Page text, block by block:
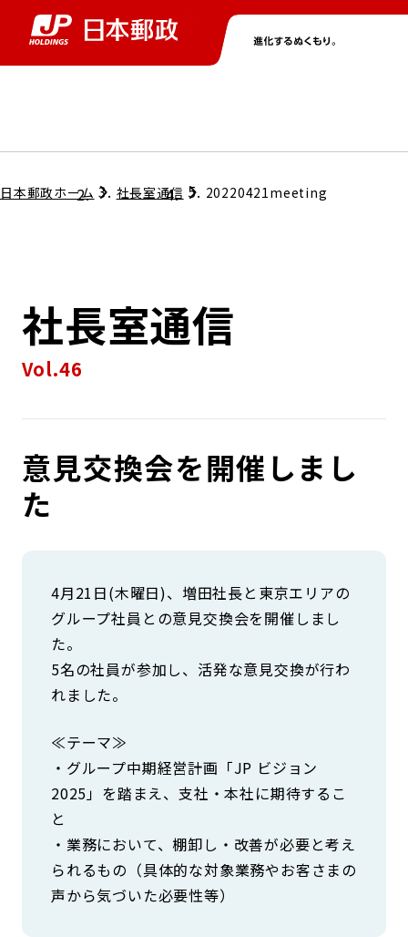
グループ情報トップ
コンプライアンス
ガバナンス
コンダクト向上の取組み
ローカル共創イニシアティブ
株主・投資家情報トップ
個人投資家のみなさまへ
株式情報
財務情報・IR資料
IRニュース
ニューストップ
サステナビリティトップ
担当役員メッセージ
サステナビリティマネジメント
持続可能な金融のフレームワーク
環境
ガバナンス
ESGデータ集
採用情報トップ
日本郵政ホーム 社長室通信 20220421meeting
社長室通信
Vol.46
意見交換会を開催しまし
た
4月21日(木曜日)、増田社長と東京エリアの
グループ社員との意見交換会を開催しまし
た。
5名の社員が参加し、活発な意見交換が行わ
れました。
≪テーマ≫
・グループ中期経営計画「JP ビジョン
2025」を踏まえ、支社・本社に期待するこ
と
・業務において、棚卸し・改善が必要と考え
られるもの（具体的な対象業務やお客さまの
声から気づいた必要性等）